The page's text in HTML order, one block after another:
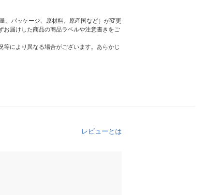
、パッケージ、原材料、原産国など）が変更
お届けした商品の商品ラベルや注意書きをご
により異なる場合がございます。あらかじ
レビューとは